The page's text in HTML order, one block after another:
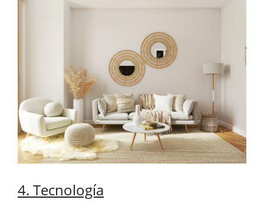
4. Tecnología